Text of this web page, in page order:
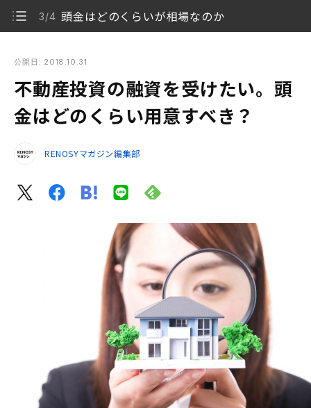
3/4 頭金はどのくらいが相場なのか
1/4 不動産投資ローンの借入額や審査基準
2/4 フルローンのメリット・デメリット
3/4 頭金はどのくらいが相場なのか
4/4 まとめ
公開日: 2018.10.31
不動産投資の融資を受けたい。頭
金はどのくらい用意すべき？
RENOSYマガジン編集部